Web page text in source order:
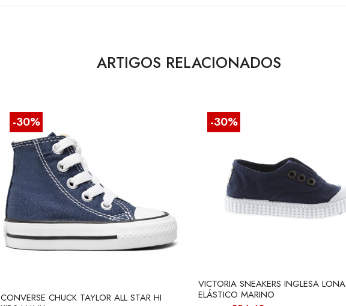
ARTIGOS RELACIONADOS
-30%
CONVERSE CHUCK TAYLOR ALL STAR HI
-30%
VICTORIA SNEAKERS INGLESA LONA
ELÁSTICO MARINO